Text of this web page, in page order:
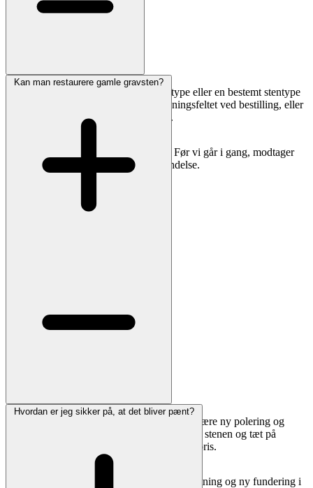
Særlige symboler, billeder, egen skrifttype eller en bestemt stentype
er muligt. Skriv dine ønsker i bemærkningsfeltet ved bestilling, eller
send os en mail med referencebilleder.
Vi vender tilbage med pris og forslag. Før vi går i gang, modtager
du altid en tydelig korrektur til godkendelse.
Kan man restaurere gamle gravsten?
Ja. Vi kan rense, rette op, udbedre skader, skære ny polering og
eftermale/forgylde skrift. Send gerne fotos af stenen og tæt på
inskriptionen, så vurderer vi muligheder og pris.
Hvis stenen står skævt, tilbyder vi også opretning og ny fundering i
Hvordan er jeg sikker på, at det bliver pænt?